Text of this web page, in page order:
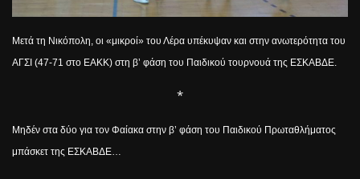
Μετά τη Νικόπολη, οι «μικροί» του Λέρα υπέκυψαν και στην ανωτερότητα του
ΑΓΣΙ (47-71 στο ΕΑΚΚ) στη β’ φάση του Παιδικού τουρνουά της ΕΣΚΑΒΔΕ.
*
Μηδέν στα δύο για τον Φαίακα στην β’ φάση του Παιδικού Πρωταθλήματος
μπάσκετ της ΕΣΚΑΒΔΕ…